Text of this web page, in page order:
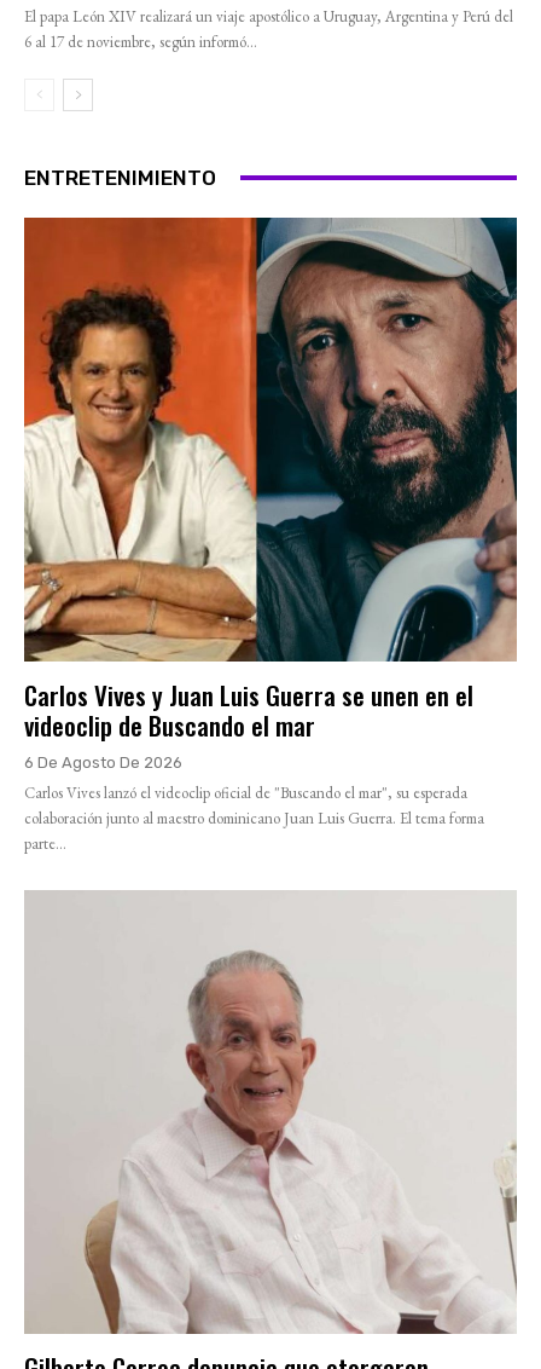
El papa León XIV realizará un viaje apostólico a Uruguay, Argentina y Perú del
6 al 17 de noviembre, según informó...
ENTRETENIMIENTO
Carlos Vives y Juan Luis Guerra se unen en el
videoclip de Buscando el mar
6 De Agosto De 2026
Carlos Vives lanzó el videoclip oficial de "Buscando el mar", su esperada
colaboración junto al maestro dominicano Juan Luis Guerra. El tema forma
parte...